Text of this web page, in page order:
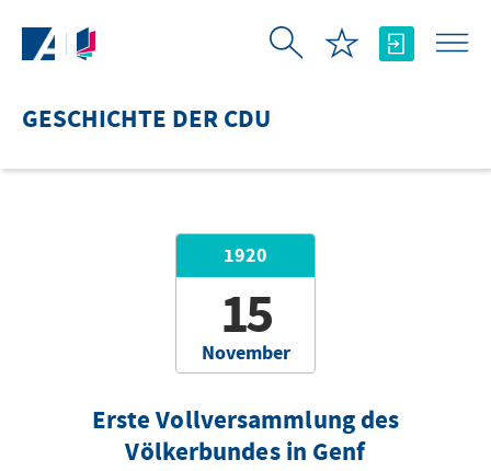
GESCHICHTE DER CDU
November
1920
15
Erste Vollversammlung des
Völkerbundes in Genf